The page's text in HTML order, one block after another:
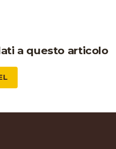
a questo articolo